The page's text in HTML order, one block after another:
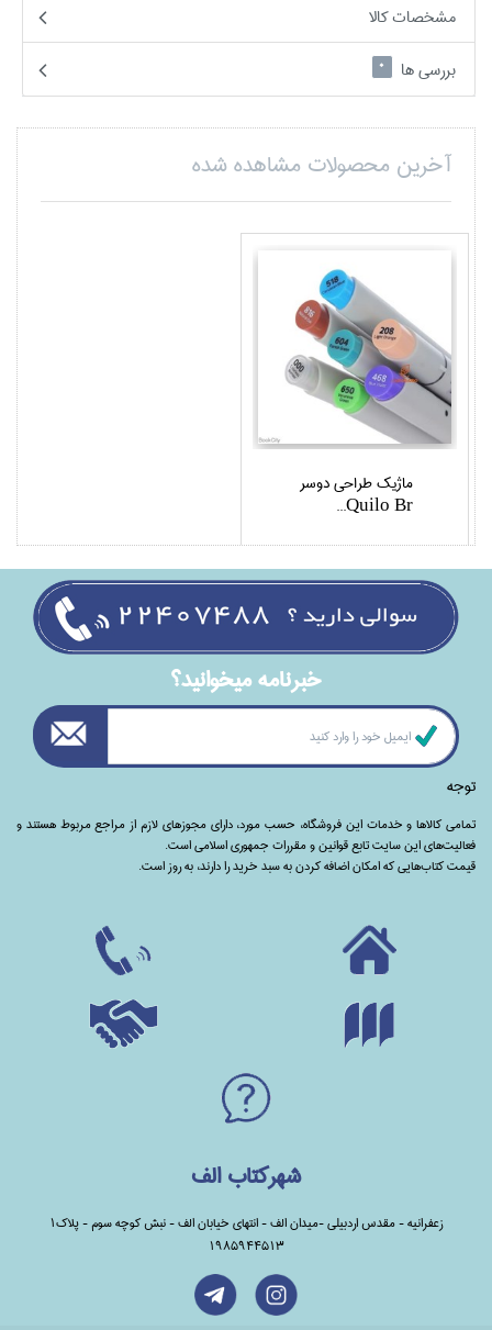
مشخصات کالا
بررسی ها
0
آخرین محصولات مشاهده شده
ماژيك طراحي دوسر
Quilo Br...
خبرنامه ميخوانيد؟
توجه
تمامی‌ کالاها و خدمات این فروشگاه، حسب مورد،‌ دارای مجوزهای لازم از مراجع مربوط هستند ‌و‌‌
فعالیت‌های این سایت تابع قوانین و مقررات جمهوری اسلامی است.
قیمت کتاب‌هایی که امکان اضافه کردن به سبد خرید را دارند،‌ به روز است.
شهرکتاب الف
زعفرانیه - مقدس اردبیلی -میدان الف - انتهای خیابان الف - نبش کوچه سوم - پلاک1
1985944513